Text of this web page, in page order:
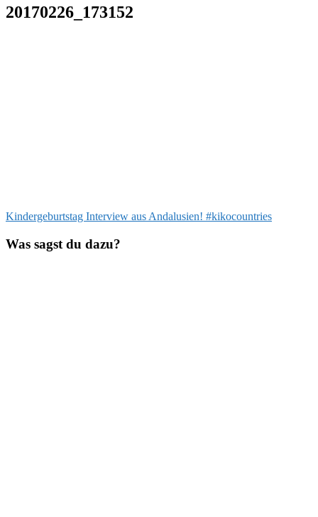
20170226_173152
Beitragsnavigation
Vorheriger
Kindergeburtstag Interview aus Andalusien! #kikocountries
Was sagst du dazu?